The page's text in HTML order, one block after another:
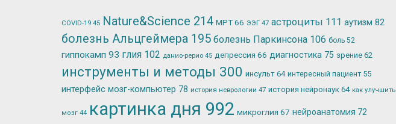
COVID-19 45 Nature&Science 214 МРТ66 ЭЭГ 47 астроциты 111 аутизм 82
болезнь Альцгеймера 195 болезнь Паркинсона 106 боль 52
гиппокамп 93 глия 102 данио-рерио 45 депрессия 66 диагностика 75 зрение 62
инструменты и методы 300 инсульт 64 интересный пациент 55
интерфейс мозг-компьютер 78 история неврологии 47 история нейронаук 64 как улучшить
мозг 44 картинка дня 992 микроглия 67 нейроанатомия 72